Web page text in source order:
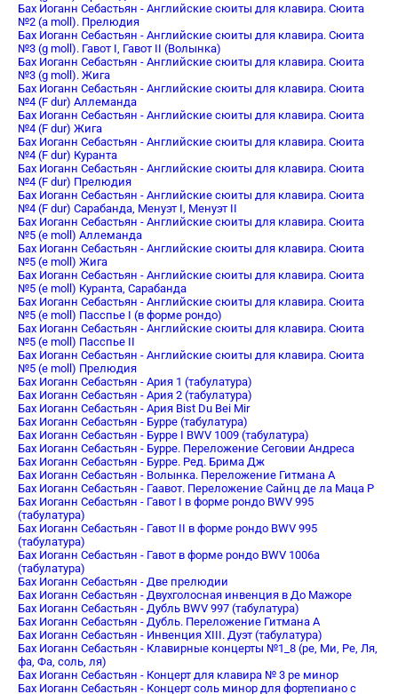
Бах Иоганн Себастьян - Английские сюиты для клавира. Сюита
№2 (a moll). Прелюдия
Бах Иоганн Себастьян - Английские сюиты для клавира. Сюита
№3 (g moll). Гавот I, Гавот II (Волынка)
Бах Иоганн Себастьян - Английские сюиты для клавира. Сюита
№3 (g moll). Жига
Бах Иоганн Себастьян - Английские сюиты для клавира. Сюита
№4 (F dur) Аллеманда
Бах Иоганн Себастьян - Английские сюиты для клавира. Сюита
№4 (F dur) Жига
Бах Иоганн Себастьян - Английские сюиты для клавира. Сюита
№4 (F dur) Куранта
Бах Иоганн Себастьян - Английские сюиты для клавира. Сюита
№4 (F dur) Прелюдия
Бах Иоганн Себастьян - Английские сюиты для клавира. Сюита
№4 (F dur) Сарабанда, Менуэт I, Менуэт II
Бах Иоганн Себастьян - Английские сюиты для клавира. Сюита
№5 (e moll) Аллеманда
Бах Иоганн Себастьян - Английские сюиты для клавира. Сюита
№5 (e moll) Жига
Бах Иоганн Себастьян - Английские сюиты для клавира. Сюита
№5 (e moll) Куранта, Сарабанда
Бах Иоганн Себастьян - Английские сюиты для клавира. Сюита
№5 (e moll) Пасспье I (в форме рондо)
Бах Иоганн Себастьян - Английские сюиты для клавира. Сюита
№5 (e moll) Пасспье II
Бах Иоганн Себастьян - Английские сюиты для клавира. Сюита
№5 (e moll) Прелюдия
Бах Иоганн Себастьян - Ария 1 (табулатура)
Бах Иоганн Себастьян - Ария 2 (табулатура)
Бах Иоганн Себастьян - Ария Bist Du Bei Mir
Бах Иоганн Себастьян - Бурре (табулатура)
Бах Иоганн Себастьян - Бурре I BWV 1009 (табулатура)
Бах Иоганн Себастьян - Бурре. Переложение Сеговии Андреса
Бах Иоганн Себастьян - Бурре. Ред. Брима Дж
Бах Иоганн Себастьян - Волынка. Переложение Гитмана А
Бах Иоганн Себастьян - Гаавот. Переложение Сайнц де ла Маца Р
Бах Иоганн Себастьян - Гавот I в форме рондо BWV 995
(табулатура)
Бах Иоганн Себастьян - Гавот II в форме рондо BWV 995
(табулатура)
Бах Иоганн Себастьян - Гавот в форме рондо BWV 1006a
(табулатура)
Бах Иоганн Себастьян - Две прелюдии
Бах Иоганн Себастьян - Двухголосная инвенция в До Мажоре
Бах Иоганн Себастьян - Дубль BWV 997 (табулатура)
Бах Иоганн Себастьян - Дубль. Переложение Гитмана А
Бах Иоганн Себастьян - Инвенция XIII. Дуэт (табулатура)
Бах Иоганн Себастьян - Клавирные концерты №1_8 (ре, Ми, Ре, Ля,
фа, Фа, соль, ля)
Бах Иоганн Себастьян - Концерт для клавира № 3 pе минор
Бах Иоганн Себастьян - Концерт соль минор для фортепиано с